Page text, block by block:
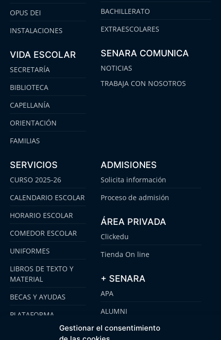
Gestionar el consentimiento
OPUS DEI
INSTALACIONES
VIDA ESCOLAR
SECRETARÍA
BIBLIOTECA
CAPELLANÍA
ORIENTACIÓN
FAMILIAS
BACHILLERATO
EXTRAESCOLARES
SENARA COMUNICA
NOTICIAS
TRABAJA CON NOSOTROS
SERVICIOS
CURSO 2025-26
CALENDARIO ESCOLAR
HORARIO ESCOLAR
COMEDOR ESCOLAR
UNIFORMES
LIBROS DE TEXTO Y
MATERIAL
BECAS Y AYUDAS
PLATAFORMA
ADMISIONES
Solicita información
Proceso de admisión
ÁREA PRIVADA
Clickedu
Tienda On line
+ SENARA
APA
ALUMNI
SENARA SENIOR